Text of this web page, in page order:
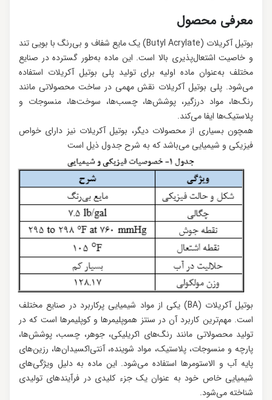
معرفی محصول
بوتیل آکریلات (Butyl Acrylate) یک مایع شفاف و بی‌رنگ با بویی تند
و خاصیت اشتعال‌پذیری بالا است. این ماده به‌طور گسترده در صنایع
مختلف به‌عنوان ماده اولیه برای تولید پلی بوتیل آکریلات استفاده
می‌شود. پلی بوتیل آکریلات نقش مهمی در ساخت محصولاتی مانند
رنگ‌ها، مواد درزگیر، پوشش‌ها، چسب‌ها، سوخت‌ها، منسوجات و
پلاستیک‌ها ایفا می‌کند.
همچون بسیاری از محصولات دیگر، بوتیل آکریلات نیز دارای خواص
فیزیکی و شیمیایی می‌باشد که به شرح جدول ذیل است
بوتیل آکریلات (BA) یکی از مواد شیمیایی پرکاربرد در صنایع مختلف
است. مهم‌ترین کاربرد آن در سنتز هموپلیمرها و کوپلیمرها است که در
تولید محصولاتی مانند رنگ‌های اکریلیکی، جوهر، چسب، پوشش‌ها،
پارچه و منسوجات، پلاستیک، مواد شوینده، آنتی‌اکسیدان‌ها، رزین‌های
پایه آب و الاستومرها استفاده می‌شود. این ماده به دلیل ویژگی‌های
شیمیایی خاص خود به عنوان یک جزء کلیدی در فرآیندهای تولیدی
شناخته می‌شود.